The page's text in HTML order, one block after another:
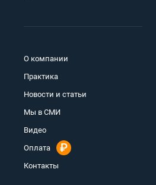
О компании
Практика
Новости и статьи
Мы в СМИ
Видео
Оплата
Контакты